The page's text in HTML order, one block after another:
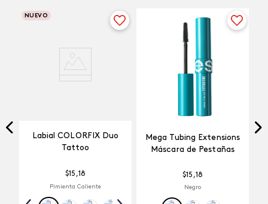
NUEVO
Labial COLORFIX Duo
Tattoo
$15 ,18
Pimienta Caliente
Mega Tubing Extensions
Máscara de Pestañas
$15 ,18
Negro